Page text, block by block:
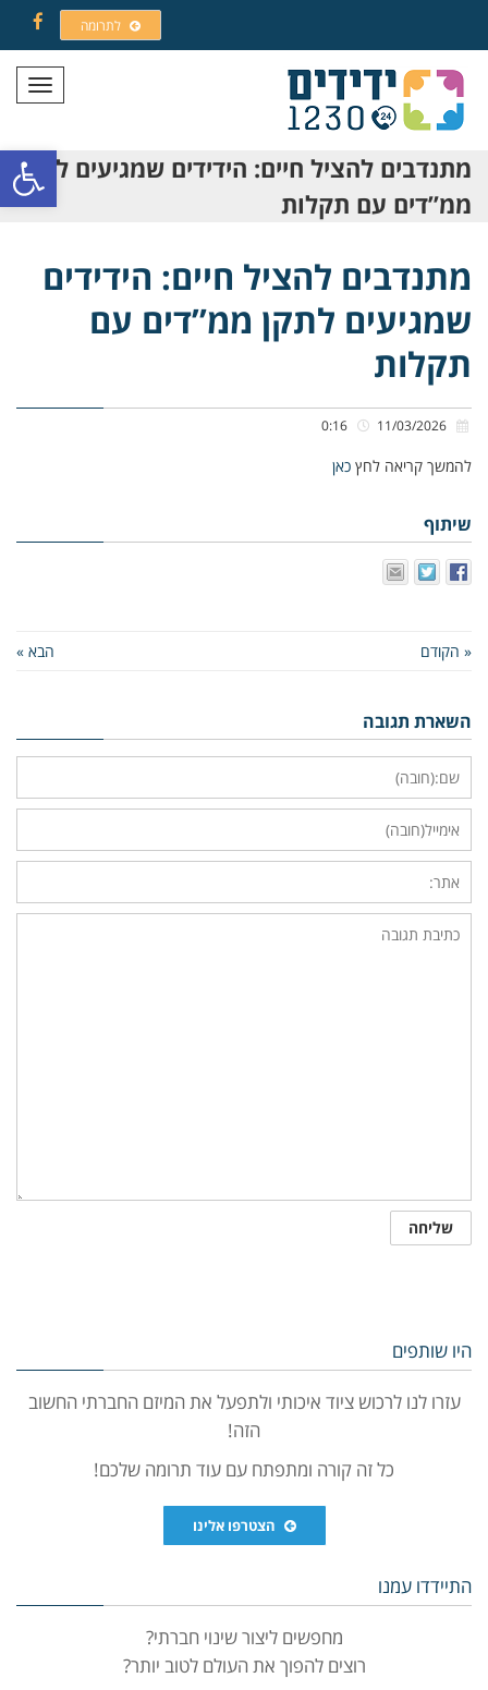
פתח
לתרומה
תפריט
מתנדבים להציל חיים: הידידים שמגיעים לתקן
ממ”דים עם תקלות
מתנדבים להציל חיים: הידידים
שמגיעים לתקן ממ”דים עם
תקלות
להמשך קריאה לחץ כאן
שיתוף
« הקודם הבא »
השארת תגובה
היו שותפים
עזרו לנו לרכוש ציוד איכותי ולתפעל את המיזם החברתי החשוב
הזה!
כל זה קורה ומתפתח עם עוד תרומה שלכם!
הצטרפו אלינו
התיידדו עמנו
מחפשים ליצור שינוי חברתי?
רוצים להפוך את העולם לטוב יותר?